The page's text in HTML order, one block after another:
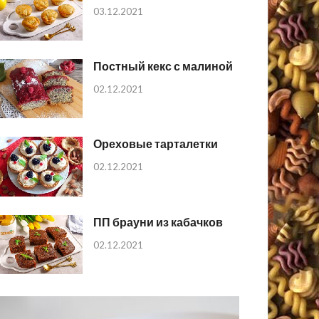
03.12.2021
Постный кекс с малиной
02.12.2021
Ореховые тарталетки
02.12.2021
ПП брауни из кабачков
02.12.2021